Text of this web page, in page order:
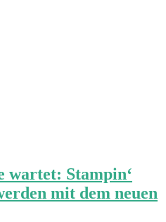
wartet: Stampin‘
mit dem neuen